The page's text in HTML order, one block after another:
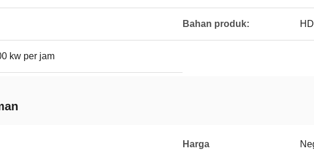
Bahan produk:
kw per jam
Harga